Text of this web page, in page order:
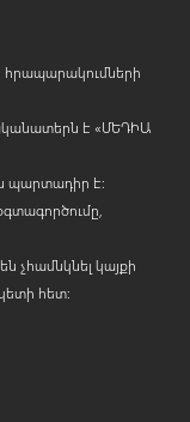
հրապարակումների
է «ՄԵԴԻԱ
պարտադիր է:
չհամնկնել կայքի
հետ: